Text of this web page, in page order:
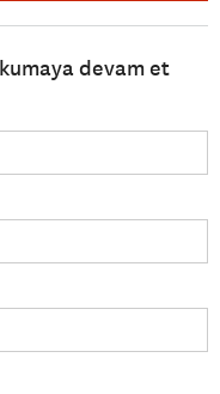
devam et